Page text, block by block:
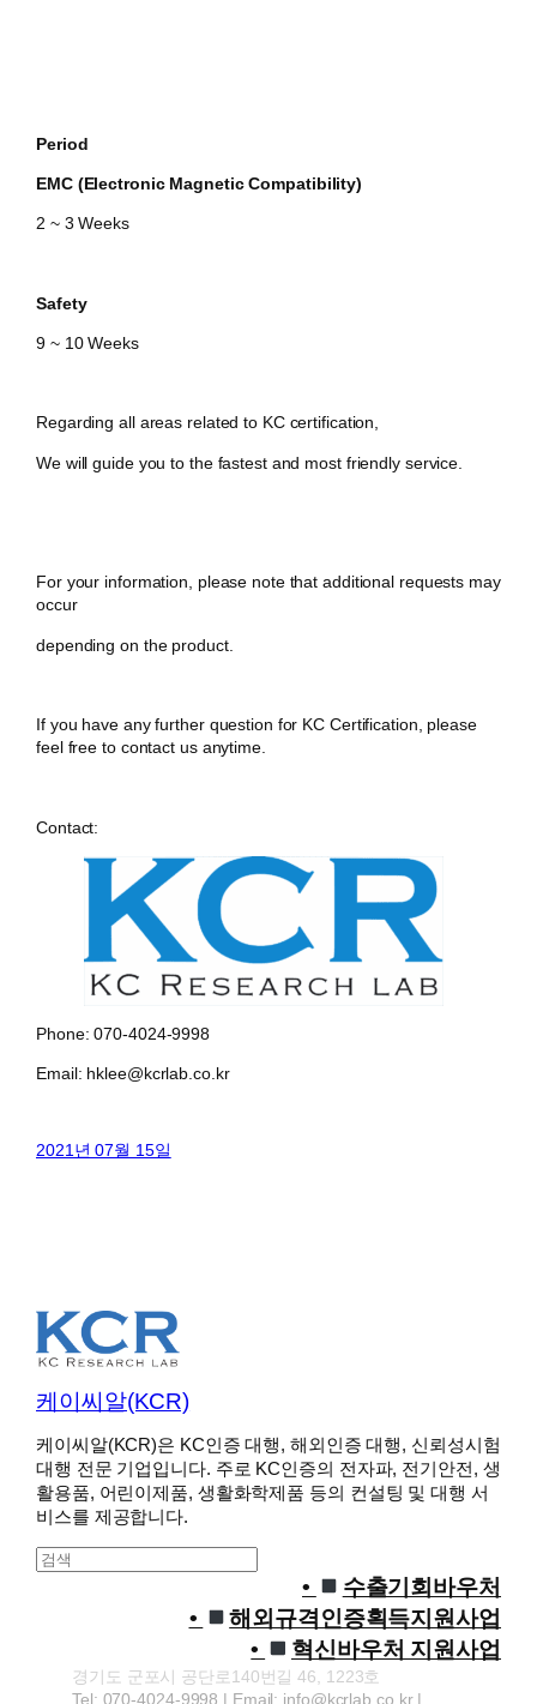
Period
EMC (Electronic Magnetic Compatibility)
2 ~ 3 Weeks
Safety
​9 ~ 10 Weeks
Regarding all areas related to KC certification,
We will guide you to the fastest and most friendly service.
For your information, please note that additional requests may
occur
depending on the product.
If you have any further question for KC Certification, please
feel free to contact us anytime.
Contact:
Phone: 070-4024-9998
Email: hklee@kcrlab.co.kr
2021년 07월 15일
케이씨알(KCR)
케이씨알(KCR)은 KC인증 대행, 해외인증 대행, 신뢰성시험
대행 전문 기업입니다. 주로 KC인증의 전자파, 전기안전, 생
활용품, 어린이제품, 생활화학제품 등의 컨설팅 및 대행 서
비스를 제공합니다.
S
수출기회바우처
해외규격인증획득지원사업
혁신바우처 지원사업
경기도 군포시 공단로140번길 46, 1223호
Tel: 070-4024-9998 | Email: info@kcrlab.co.kr |